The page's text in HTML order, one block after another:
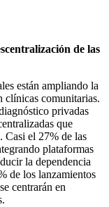
de las
están ampliando la
clínicas comunitarias.
privadas
que
Casi el 27% de las
plataformas
la dependencia
de los lanzamientos
centrarán en